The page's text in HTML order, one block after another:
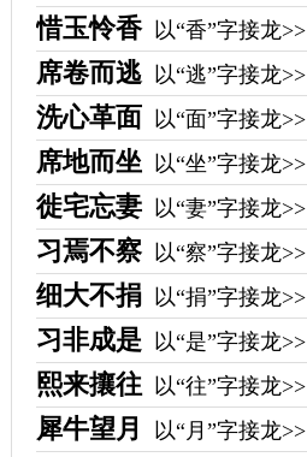
惜玉怜香 以“香”字接龙>>
席卷而逃 以“逃”字接龙>>
洗心革面 以“面”字接龙>>
席地而坐 以“坐”字接龙>>
徙宅忘妻 以“妻”字接龙>>
习焉不察 以“察”字接龙>>
细大不捐 以“捐”字接龙>>
习非成是 以“是”字接龙>>
熙来攘往 以“往”字接龙>>
犀牛望月 以“月”字接龙>>